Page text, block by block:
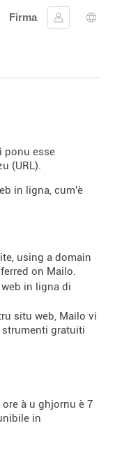
Firma
Firmà lu
ponu esse
(URL).
in ligna, cum'è
using a domain
on Mailo.
in ligna di
situ web, Mailo vi
gratuiti
à u ghjornu è 7
in